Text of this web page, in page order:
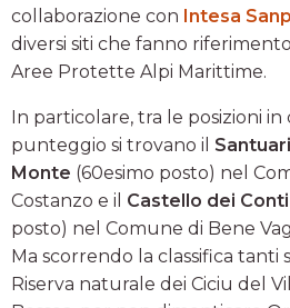
collaborazione con Intesa
diversi siti che fanno
Aree Protette Alpi Marittime.
In particolare, tra le posizioni in
punteggio si trovano il
Monte (60esimo posto) nel
Costanzo e il Castello dei
posto) nel Comune di Bene
Ma scorrendo la classifica tanti
Riserva naturale dei Ciciu del